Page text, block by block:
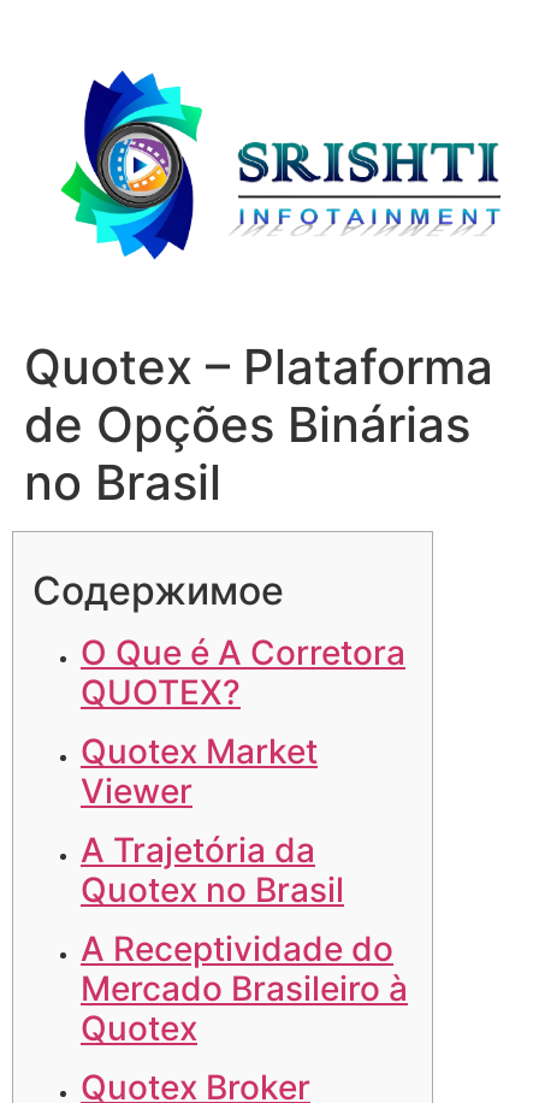
Quotex – Plataforma
de Opções Binárias
no Brasil
Содержимое
O Que é A Corretora
QUOTEX?
Quotex Market
Viewer
A Trajetória da
Quotex no Brasil
A Receptividade do
Mercado Brasileiro à
Quotex
Quotex Broker